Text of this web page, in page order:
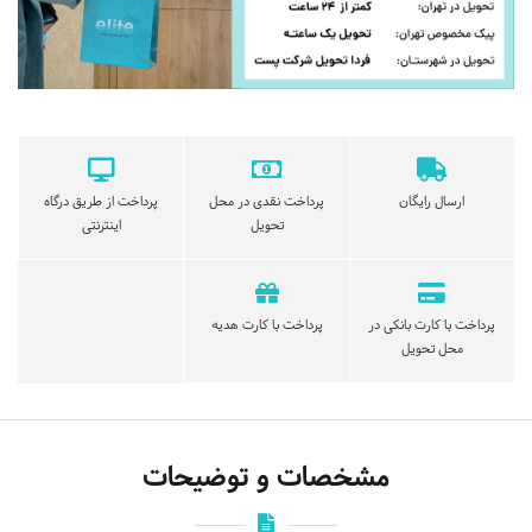
ارسال رایگان
پرداخت نقدی در محل
تحویل
پرداخت از طریق درگاه
اینترنتی
پرداخت با کارت بانکی در
محل تحویل
پرداخت با کارت هدیه
مشخصات و توضیحات